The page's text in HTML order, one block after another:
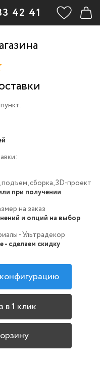
42 41
подъем, сборка, 3D-проект
при получении
на заказ
и опций на выбор
- Ультрадекор
- сделаем скидку
в 1 клик